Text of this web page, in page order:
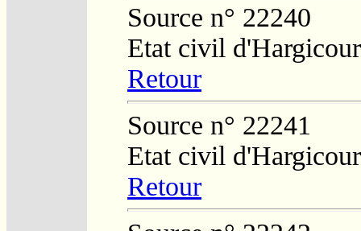
Source n° 22240
Etat civil
Retour
Source n° 22241
Etat civil
Retour